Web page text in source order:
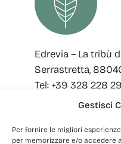
Gestisci
Per fornire le migliori
per memorizzare e/o accedere
Edrevia – La tribù
Serrastretta,
Tel: +39 328 228
Email: